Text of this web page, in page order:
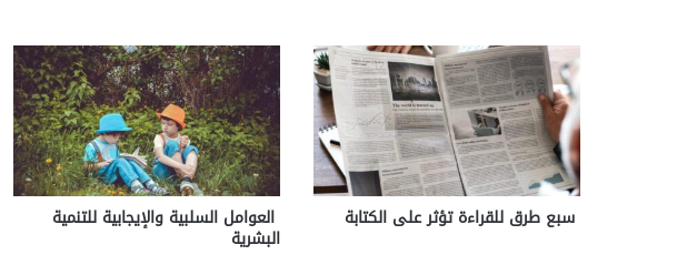
سبع طرق للقراءة تؤثر على الكتابة العوامل السلبية والإيجابية للتنمية
البشرية